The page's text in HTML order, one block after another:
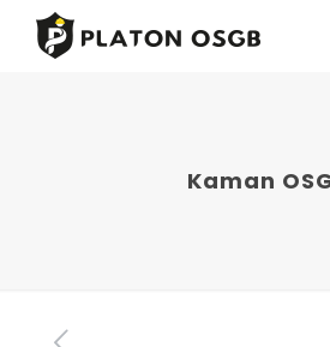
Kaman